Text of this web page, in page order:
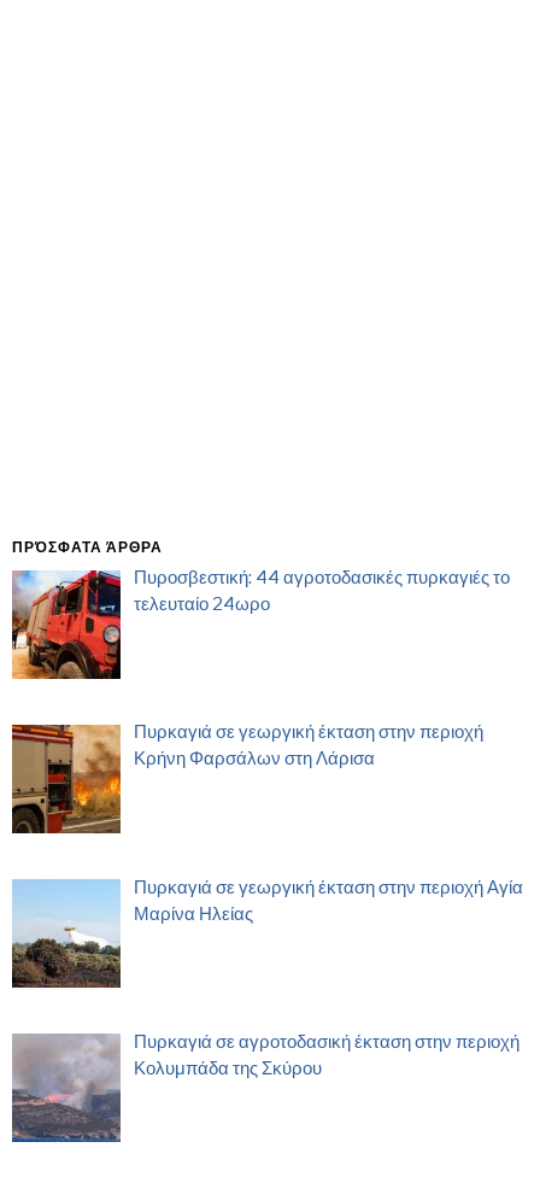
ΠΡΌΣΦΑΤΑ ΆΡΘΡΑ
Πυροσβεστική: 44 αγροτοδασικές πυρκαγιές το
τελευταίο 24ωρο
Πυρκαγιά σε γεωργική έκταση στην περιοχή
Κρήνη Φαρσάλων στη Λάρισα
Πυρκαγιά σε γεωργική έκταση στην περιοχή Αγία
Μαρίνα Ηλείας
Πυρκαγιά σε αγροτοδασική έκταση στην περιοχή
Κολυμπάδα της Σκύρου